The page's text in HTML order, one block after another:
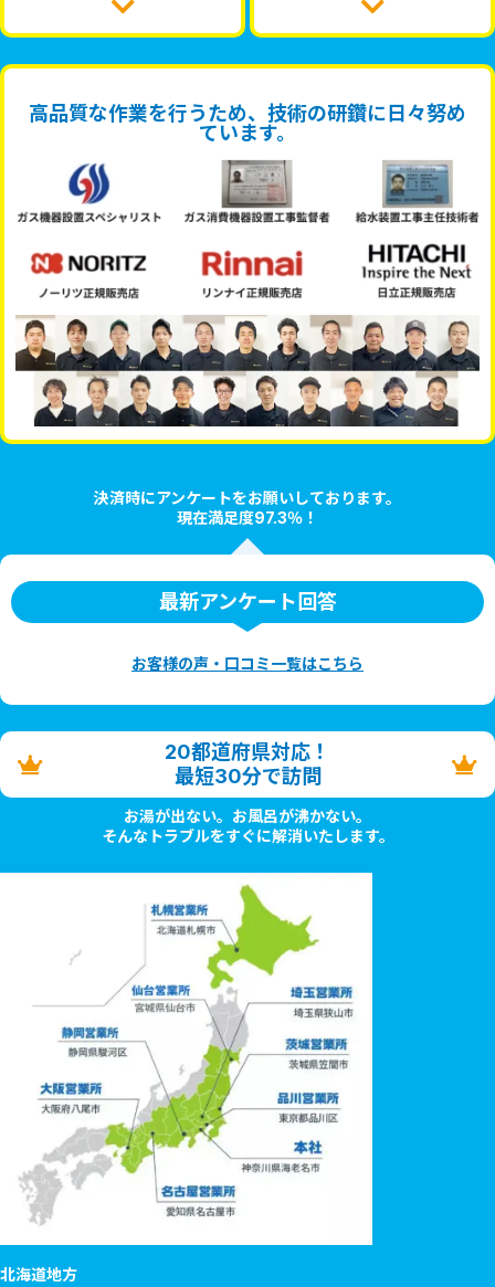
高品質な作業を行うため、技術の研鑽に日々努め
ています。
決済時にアンケートをお願いしております。
現在満足度97.3％！
最新アンケート回答
お客様の声・口コミ一覧はこちら
20都道府県対応！
最短30分で訪問
お湯が出ない。お風呂が沸かない。
そんなトラブルをすぐに解消いたします。
北海道地方